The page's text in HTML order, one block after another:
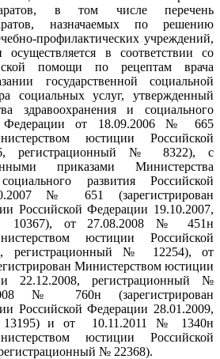
в том числе перечень
назначаемых по решению
профилактических учреждений,
осуществляется в соответствии со
помощи по рецептам врача
государственной социальной
социальных услуг, утвержденный
здравоохранения и социального
Федерации от 18.09.2006 № 665
юстиции Российской
регистрационный № 8322), с
приказами Министерства
развития Российской
№ 651 (зарегистрирован
Российской Федерации 19.10.2007,
10367), от 27.08.2008 № 451н
юстиции Российской
регистрационный № 12254), от
Министерством юстиции
22.12.2008, регистрационный №
№ 760н (зарегистрирован
Российской Федерации 28.01.2009,
и от
10.11.2011 № 1340н
юстиции Российской
№ 22368).